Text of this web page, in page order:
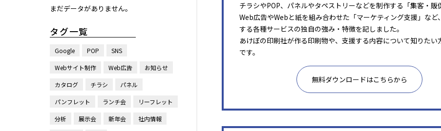
まだデータがありません。
タグ一覧
Google POP SNS
Webサイト制作 Web広告 お知らせ
カタログ チラシ パネル
パンフレット ランチ会 リーフレット
分析 展示会 新年会 社内情報
チラシやPOP、パネルやタペストリーなどを制作する「集客・販
Web広告やWebと紙を組み合わせた「マーケティング支援」など
する各種サービスの独自の強み・特徴を記しました。
あけぼの印刷社が作る印刷物や、支援する内容について知りたい
です。
無料ダウンロードはこちらから